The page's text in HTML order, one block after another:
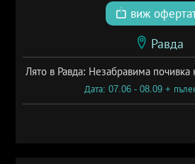
виж
Равда
Лято в Равда: Незабравима
Дата: 07.06 - 08.09 +